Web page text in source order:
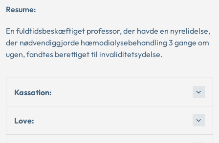
Resume:
En fuldtidsbeskæftiget professor, der havde en nyrelidelse,
der nødvendiggjorde hæmodialysebehandling 3 gange om
ugen, fandtes berettiget til invaliditetsydelse.
Kassation:
Love: